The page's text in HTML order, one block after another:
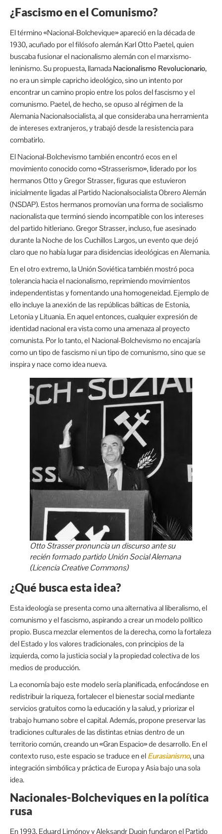
¿Fascismo en el Comunismo?
El término «Nacional-Bolchevique» apareció en la década de
1930, acuñado por el filósofo alemán Karl Otto Paetel, quien
buscaba fusionar el nacionalismo alemán con el marxismo-
leninismo. Su propuesta, llamada Nacionalismo Revolucionario,
no era un simple capricho ideológico, sino un intento por
encontrar un camino propio entre los polos del fascismo y el
comunismo. Paetel, de hecho, se opuso al régimen de la
Alemania Nacionalsocialista, al que consideraba una herramienta
de intereses extranjeros, y trabajó desde la resistencia para
combatirlo.
El Nacional-Bolchevismo también encontró ecos en el
movimiento conocido como «Strasserismo», liderado por los
hermanos Otto y Gregor Strasser, figuras que estuvieron
inicialmente ligadas al Partido Nacionalsocialista Obrero Alemán
(NSDAP). Estos hermanos promovían una forma de socialismo
nacionalista que terminó siendo incompatible con los intereses
del partido hitleriano. Gregor Strasser, incluso, fue asesinado
durante la Noche de los Cuchillos Largos, un evento que dejó
claro que no había lugar para disidencias ideológicas en Alemania.
En el otro extremo, la Unión Soviética también mostró poca
tolerancia hacia el nacionalismo, reprimiendo movimientos
independentistas y fomentando una homogeneidad. Ejemplo de
ello incluye la anexión de las repúblicas bálticas de Estonia,
Letonia y Lituania. En aquel entonces, cualquier expresión de
identidad nacional era vista como una amenaza al proyecto
comunista. Por lo tanto, el Nacional-Bolchevismo no encajaría
como un tipo de fascismo ni un tipo de comunismo, sino que se
inspira y nace como idea nueva.
Otto Strasser pronuncia un discurso ante su
recién formado partido Unión Social Alemana
(Licencia Creative Commons)
¿Qué busca esta idea?
Esta ideología se presenta como una alternativa al liberalismo, el
comunismo y el fascismo, aspirando a crear un modelo político
propio. Busca mezclar elementos de la derecha, como la fortaleza
del Estado y los valores tradicionales, con principios de la
izquierda, como la justicia social y la propiedad colectiva de los
medios de producción.
La economía bajo este modelo sería planificada, enfocándose en
redistribuir la riqueza, fortalecer el bienestar social mediante
servicios gratuitos como la educación y la salud, y priorizar el
trabajo humano sobre el capital. Además, propone preservar las
tradiciones culturales de las distintas etnias dentro de un
territorio común, creando un «Gran Espacio» de desarrollo. En el
contexto ruso, este espacio se traduce en el Eurasianismo, una
integración simbólica y práctica de Europa y Asia bajo una sola
idea.
Nacionales-Bolcheviques en la política
rusa
En 1993, Eduard Limónov y Aleksandr Dugin fundaron el Partido